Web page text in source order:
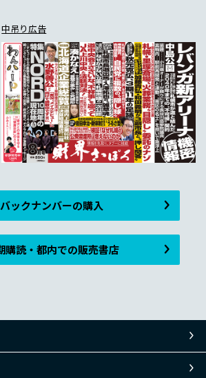
中吊り広告
バックナンバーの購入
購読・都内での販売書店